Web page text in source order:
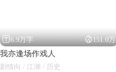
6.9万字 151.0万
我亦逢场作戏人
剧情向 / 江湖 / 历史